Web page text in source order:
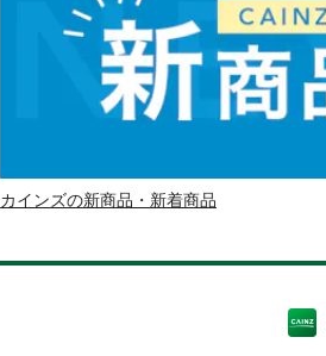
カインズの新商品・新着商品